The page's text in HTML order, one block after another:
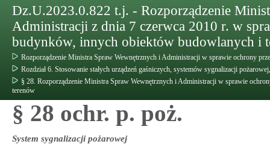
Dz.U.2023.0.822 t.j. - Rozporządzenie
Administracji z dnia 7 czerwca 2010 r. w
budynków, innych obiektów budowlanych i
Rozporządzenie Ministra Spraw Wewnętrznych i Administracji w sprawie ochrony
Rozdział 6. Stosowanie stałych urządzeń gaśniczych, systemów sygnalizacji
§ 28. Rozporządzenie Ministra Spraw Wewnętrznych i Administracji w sprawie
terenów
§ 28 ochr. p. poż.
System sygnalizacji pożarowej